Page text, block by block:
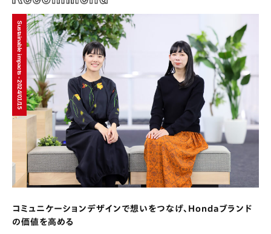
Sustainable impacts - 2024/01/15
コミュニケーションデザインで想いをつなげ、Hondaブランド
の価値を高める